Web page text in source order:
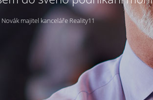
Novák majitel kanceláře Reality11